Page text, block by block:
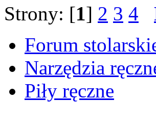
Strony: [1] 2 3 4
Forum
Narzędzia
Piły ręczne